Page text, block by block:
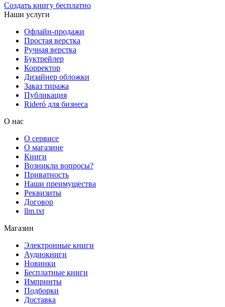
Создать книгу бесплатно
Наши услуги
Офлайн-продажи
Простая верстка
Ручная верстка
Буктрейлер
Корректор
Дизайнер обложки
Заказ тиража
Публикация
Rideró для бизнеса
О нас
О сервисе
О магазине
Книги
Возникли вопросы?
Приватность
Наши преимущества
Реквизиты
Договор
llm.txt
Магазин
Электронные книги
Аудиокниги
Новинки
Бесплатные книги
Импринты
Подборки
Доставка